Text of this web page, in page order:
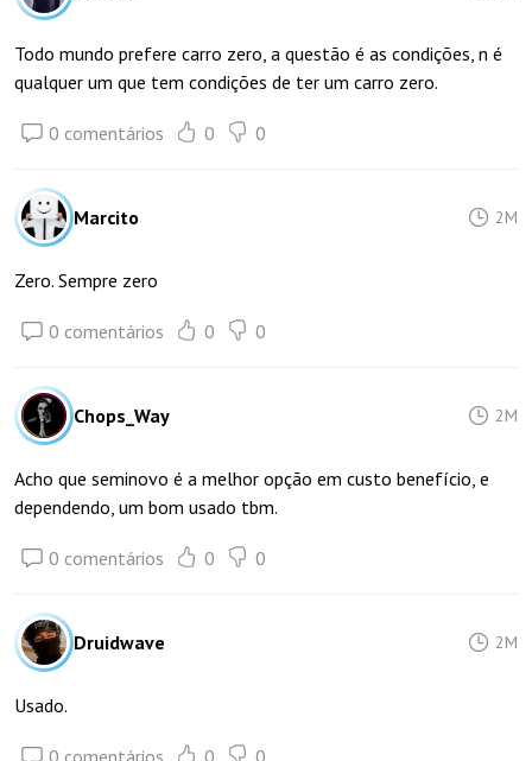
Todo mundo prefere carro zero, a questão é as condições, n é
qualquer um que tem condições de ter um carro zero.
0 comentários 0 0
Marcito 2M
Zero. Sempre zero
0 comentários 0 0
Chops_Way 2M
Acho que seminovo é a melhor opção em custo benefício, e
dependendo, um bom usado tbm.
0 comentários 0 0
Druidwave 2M
Usado.
0 comentários 0 0